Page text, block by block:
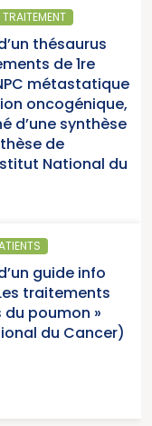
thésaurus
de 1re
métastatique
oncogénique,
d’une synthèse
de
National du
guide info
traitements
poumon »
du Cancer)